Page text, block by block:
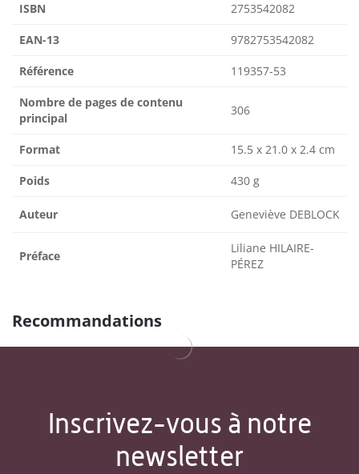
ISBN 2753542082
EAN-13 9782753542082
Référence 119357-53
Nombre de pages de contenu
principal
306
Format 15.5 x 21.0 x 2.4 cm
Poids 430 g
Auteur Geneviève DEBLOCK
Préface
Liliane HILAIRE-
PÉREZ
Recommandations
Inscrivez-vous à notre
newsletter